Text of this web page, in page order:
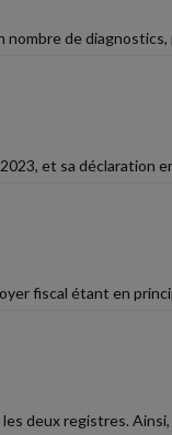
de
et sa déclaration
fiscal étant en
deux registres.